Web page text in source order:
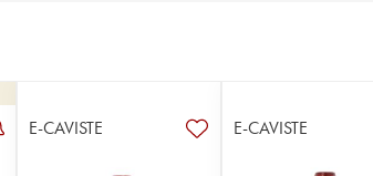
E-CAVISTE E-CAVISTE